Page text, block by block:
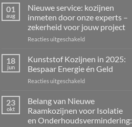
01
aug
Nieuwe service: kozijnen
inmeten door onze experts –
zekerheid voor jouw project
Reacties uitgeschakeldvoor
service:
inmeten
door
experts
zekerheid
voor
18
jun
Kunststof Kozijnen in 2025:
Bespaar Energie én Geld
Reacties uitgeschakeldvoor
2025:
Bespaar
23
okt
Belang van Nieuwe
Raamkozijnen voor Isolatie
en Onderhoudsvermindering: